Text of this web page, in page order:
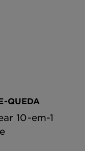
QUEDA
10-em-1